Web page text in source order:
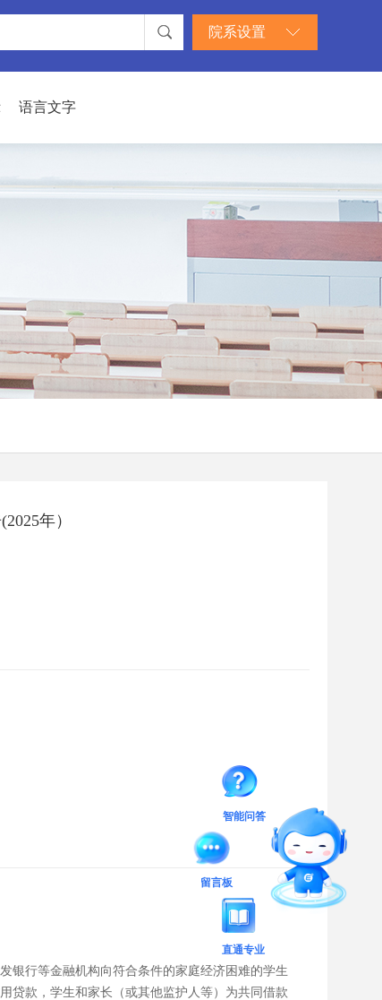
院系设置
语言文字
年）
银行等金融机构向符合条件的家庭经济困难的学生
贷款，学生和家长（或其他监护人等）为共同借款
智能问答
留言板
直通专业